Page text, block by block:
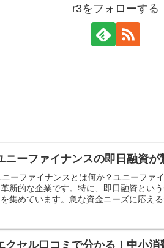
r3をフォローする
ニーファイナンスの即日融資
ニーファイナンスとは何か？ユニーファ
新的な企業です。特に、即日融資とい
集めています。急な資金ニーズに応え
クセル口コミで分かる！中小